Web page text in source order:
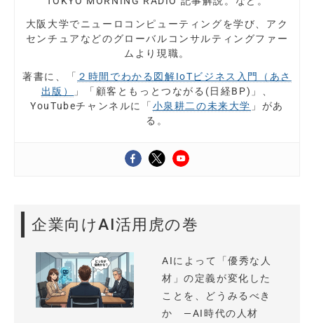
大阪大学でニューロコンピューティングを学び、アク
センチュアなどのグローバルコンサルティングファー
ムより現職。
著書に、「 ２時間でわかる図解IoTビジネス入門（あさ
出版）
」「顧客ともっとつながる(日経BP)」、
YouTubeチャンネルに「 小泉耕二の未来大学 」があ
る。
企業向けAI活用虎の巻
AIによって「優秀な人
材」の定義が変化した
ことを、どうみるべき
か —AI時代の人材